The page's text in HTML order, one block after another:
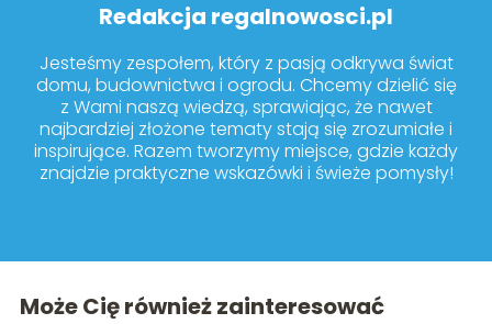
Redakcja regalnowosci.pl
Jesteśmy zespołem, który z pasją odkrywa świat
domu, budownictwa i ogrodu. Chcemy dzielić się
z Wami naszą wiedzą, sprawiając, że nawet
najbardziej złożone tematy stają się zrozumiałe i
inspirujące. Razem tworzymy miejsce, gdzie każdy
znajdzie praktyczne wskazówki i świeże pomysły!
Może Cię również zainteresować